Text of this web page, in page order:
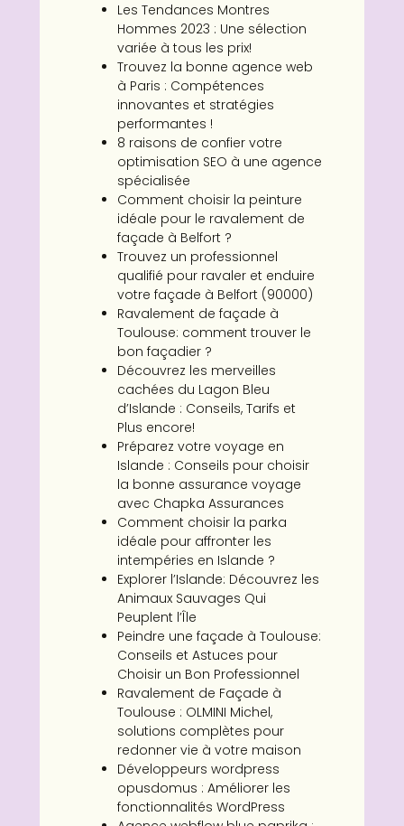
Les Tendances Montres
Hommes 2023 : Une sélection
variée à tous les prix!
Trouvez la bonne agence web
à Paris : Compétences
innovantes et stratégies
performantes !
8 raisons de confier votre
optimisation SEO à une agence
spécialisée
Comment choisir la peinture
idéale pour le ravalement de
façade à Belfort ?
Trouvez un professionnel
qualifié pour ravaler et enduire
votre façade à Belfort (90000)
Ravalement de façade à
Toulouse: comment trouver le
bon façadier ?
Découvrez les merveilles
cachées du Lagon Bleu
d’Islande : Conseils, Tarifs et
Plus encore!
Préparez votre voyage en
Islande : Conseils pour choisir
la bonne assurance voyage
avec Chapka Assurances
Comment choisir la parka
idéale pour affronter les
intempéries en Islande ?
Explorer l’Islande: Découvrez les
Animaux Sauvages Qui
Peuplent l’Île
Peindre une façade à Toulouse:
Conseils et Astuces pour
Choisir un Bon Professionnel
Ravalement de Façade à
Toulouse : OLMINI Michel,
solutions complètes pour
redonner vie à votre maison
Développeurs wordpress
opusdomus : Améliorer les
fonctionnalités WordPress